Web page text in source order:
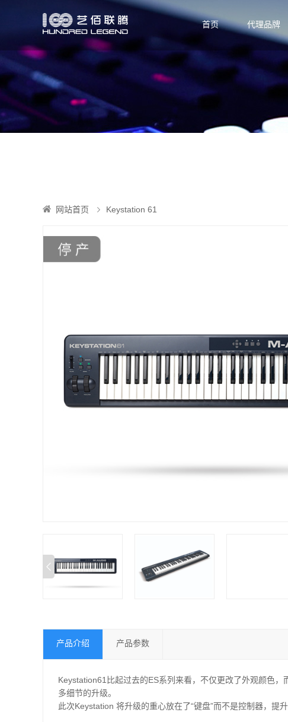
首页 代理品牌
网站首页 Keystation 61
产品介绍 产品参数
Keystation61比起过去的ES系列来看，不仅更改了外观颜色
多细节的升级。
此次Keystation 将升级的重心放在了“键盘”而不是控制器，提